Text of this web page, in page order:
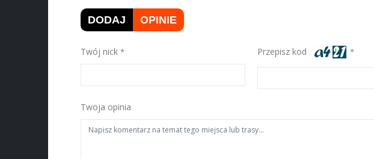
DODAJ OPINIE
Twój nick Przepisz kod
Twoja opinia